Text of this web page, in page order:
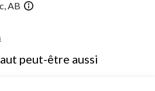
AB
peut-être aussi